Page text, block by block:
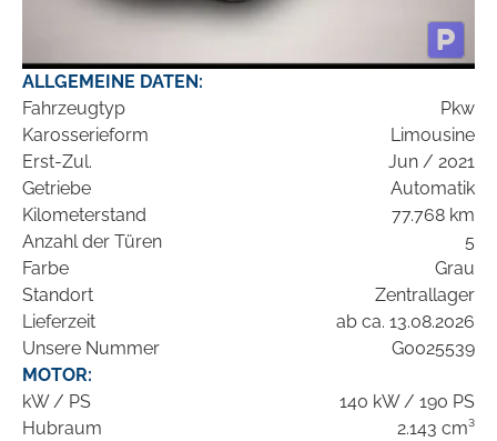
ALLGEMEINE DATEN:
Fahrzeugtyp
Pkw
Karosserieform
Limousine
Erst-Zul.
Jun / 2021
Getriebe
Automatik
Kilometerstand
77.768 km
Anzahl der Türen
5
Farbe
Grau
Standort
Zentrallager
Lieferzeit
ab ca. 13.08.2026
Unsere Nummer
G0025539
MOTOR:
kW / PS
140 kW / 190 PS
Hubraum
2.143 cm³